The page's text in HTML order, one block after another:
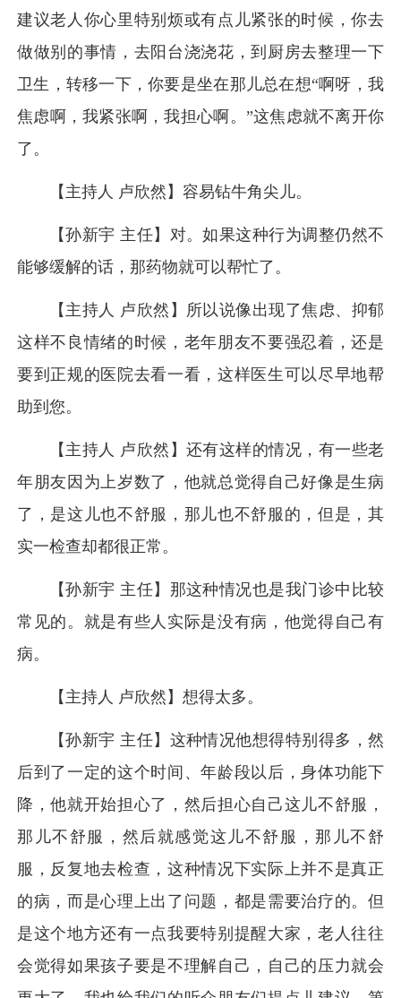
建议老人你心里特别烦或有点儿紧张的时候，你去
做做别的事情，去阳台浇浇花，到厨房去整理一下
卫生，转移一下，你要是坐在那儿总在想“啊呀，我
焦虑啊，我紧张啊，我担心啊。”这焦虑就不离开你
了。
【主持人 卢欣然】容易钻牛角尖儿。
【孙新宇 主任】对。如果这种行为调整仍然不
能够缓解的话，那药物就可以帮忙了。
【主持人 卢欣然】所以说像出现了焦虑、抑郁
这样不良情绪的时候，老年朋友不要强忍着，还是
要到正规的医院去看一看，这样医生可以尽早地帮
助到您。
【主持人 卢欣然】还有这样的情况，有一些老
年朋友因为上岁数了，他就总觉得自己好像是生病
了，是这儿也不舒服，那儿也不舒服的，但是，其
实一检查却都很正常。
【孙新宇 主任】那这种情况也是我门诊中比较
常见的。就是有些人实际是没有病，他觉得自己有
病。
【主持人 卢欣然】想得太多。
【孙新宇 主任】这种情况他想得特别得多，然
后到了一定的这个时间、年龄段以后，身体功能下
降，他就开始担心了，然后担心自己这儿不舒服，
那儿不舒服，然后就感觉这儿不舒服，那儿不舒
服，反复地去检查，这种情况下实际上并不是真正
的病，而是心理上出了问题，都是需要治疗的。但
是这个地方还有一点我要特别提醒大家，老人往往
会觉得如果孩子要是不理解自己，自己的压力就会